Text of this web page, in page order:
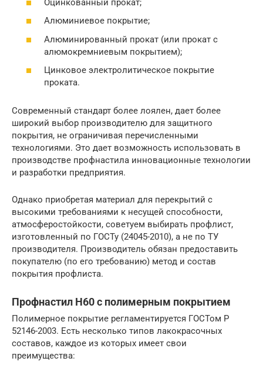
Оцинкованный прокат;
Алюминиевое покрытие;
Алюминированный прокат (или прокат с
алюмокремниевым покрытием);
Цинковое электролитическое покрытие
проката.
Современный стандарт более лоялен, дает более
широкий выбор производителю для защитного
покрытия, не ограничивая перечисленными
технологиями. Это дает возможность использовать в
производстве профнастила инновационные технологии
и разработки предприятия.
Однако приобретая материал для перекрытий с
высокими требованиями к несущей способности,
атмосферостойкости, советуем выбирать профлист,
изготовленный по ГОСТу (24045-2010), а не по ТУ
производителя. Производитель обязан предоставить
покупателю (по его требованию) метод и состав
покрытия профлиста.
Профнастил Н60 с полимерным покрытием
Полимерное покрытие регламентируется ГОСТом Р
52146-2003. Есть несколько типов лакокрасочных
составов, каждое из которых имеет свои
преимущества: